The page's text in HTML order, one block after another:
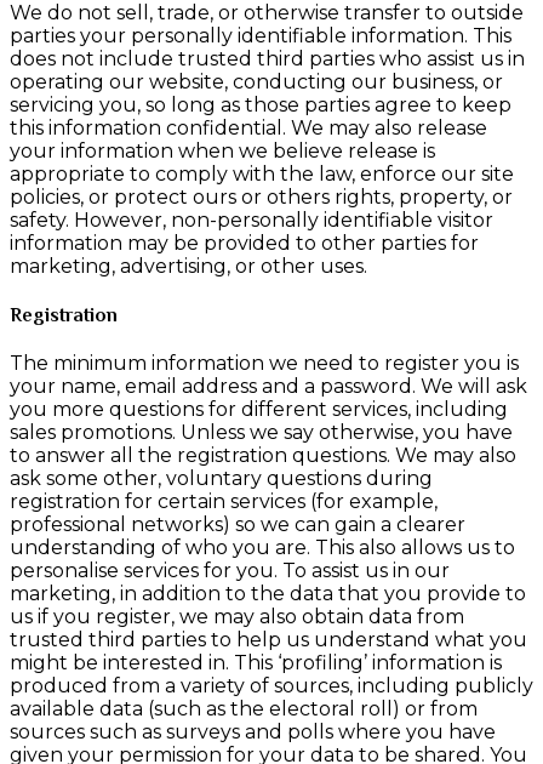
We do not sell, trade, or otherwise transfer to outside
parties your personally identifiable information. This
does not include trusted third parties who assist us in
operating our website, conducting our business, or
servicing you, so long as those parties agree to keep
this information confidential. We may also release
your information when we believe release is
appropriate to comply with the law, enforce our site
policies, or protect ours or others rights, property, or
safety. However, non-personally identifiable visitor
information may be provided to other parties for
marketing, advertising, or other uses.
Registration
The minimum information we need to register you is
your name, email address and a password. We will ask
you more questions for different services, including
sales promotions. Unless we say otherwise, you have
to answer all the registration questions. We may also
ask some other, voluntary questions during
registration for certain services (for example,
professional networks) so we can gain a clearer
understanding of who you are. This also allows us to
personalise services for you. To assist us in our
marketing, in addition to the data that you provide to
us if you register, we may also obtain data from
trusted third parties to help us understand what you
might be interested in. This ‘profiling’ information is
produced from a variety of sources, including publicly
available data (such as the electoral roll) or from
sources such as surveys and polls where you have
given your permission for your data to be shared. You